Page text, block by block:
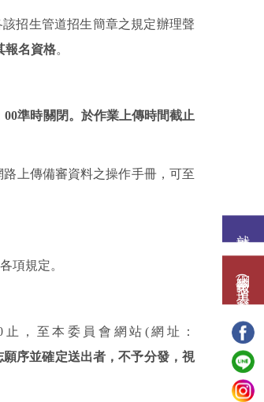
網路報名(填表)系統
招生管道招生簡章之規定辦理聲
報名資格。
00準時關閉。於作業上傳時間截止
上傳備審資料之操作手冊，可至
項規定。
止，至本委員會網站 (網址：
序並確定送出者，不予分發，視